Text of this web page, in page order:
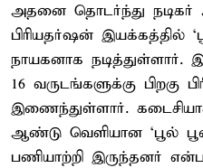
அதனை தொடர்ந்து நடிகர்
பிரியதர்ஷன் இயக்கத்தில்
நாயகனாக
16 வருடங்களுக்கு பிறகு
இணைந்துள்ளார்.
ஆண்டு வெளியான ‘பூல்
பணியாற்றி இருந்தனர்